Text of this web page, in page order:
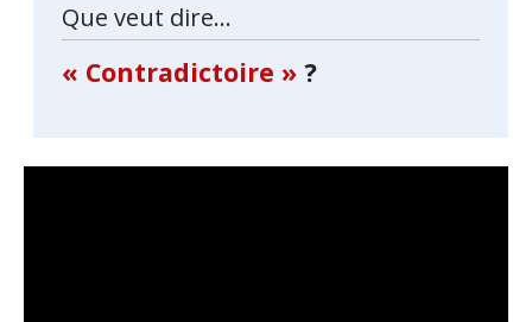
Que veut dire...
« Contradictoire » ?